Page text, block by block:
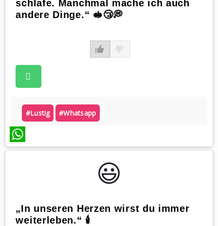
schlafe. Manchmal mache ich auch
andere Dinge.“ 🥪😴💭
#lustig #whatsapp
WhatsApp
😃️
„In unseren Herzen wirst du immer
weiterleben.“ 🕯